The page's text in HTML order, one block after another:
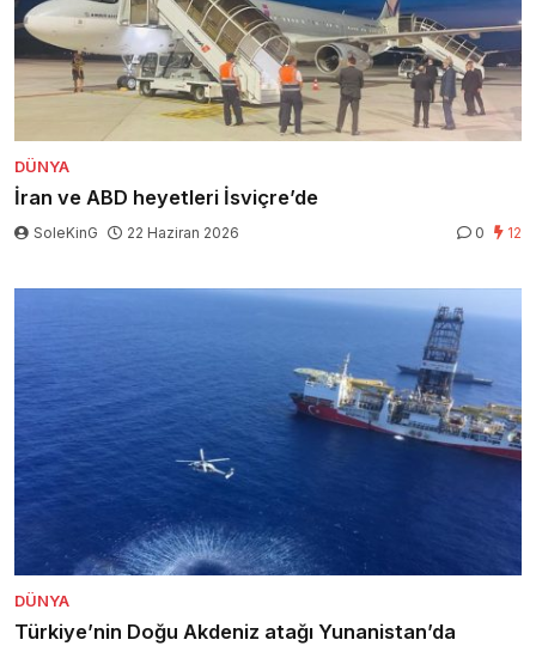
DÜNYA
İran ve ABD heyetleri İsviçre’de
SoleKinG 22 Haziran 2026 0 12
DÜNYA
Türkiye’nin Doğu Akdeniz atağı Yunanistan’da